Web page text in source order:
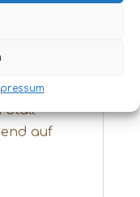
Stall
auf